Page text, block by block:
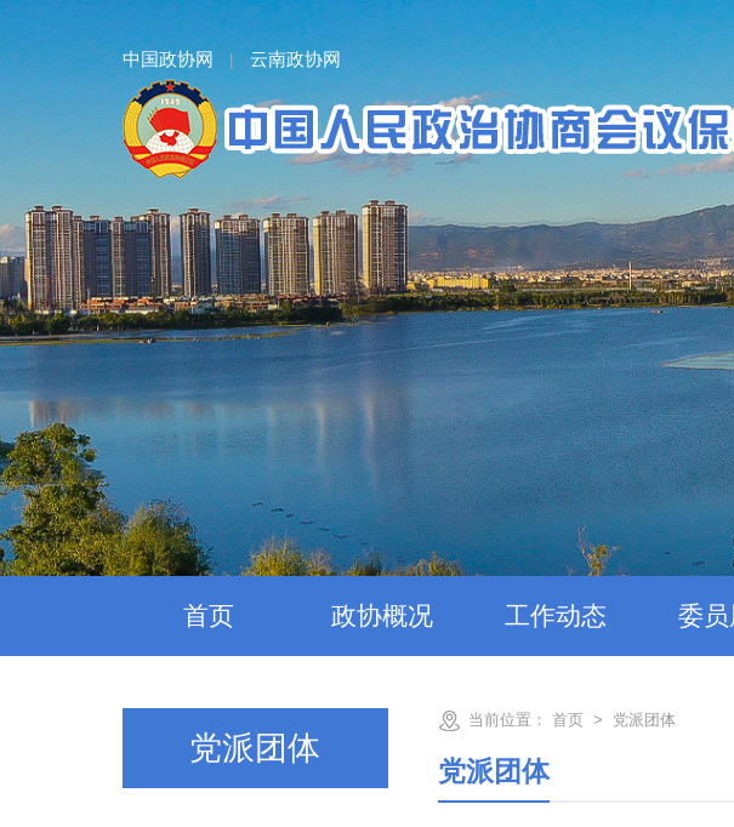
中国政协网 云南政协网
首页 政协概况 工作动态 委
党派团体
当前位置： 首页> 党派团体
党派团体